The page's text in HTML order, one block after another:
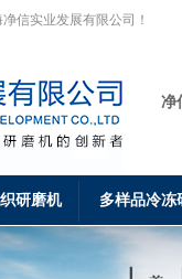
信实业发展有限公司！
净
研磨机 多样品冷冻